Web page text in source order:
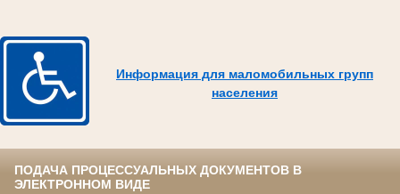
Информация для маломобильных групп
населения
ПОДАЧА ПРОЦЕССУАЛЬНЫХ ДОКУМЕНТОВ В
ЭЛЕКТРОННОМ ВИДЕ